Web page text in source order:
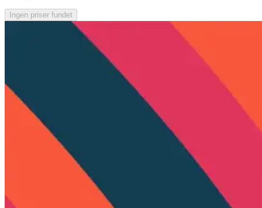
Ingen priser fundet